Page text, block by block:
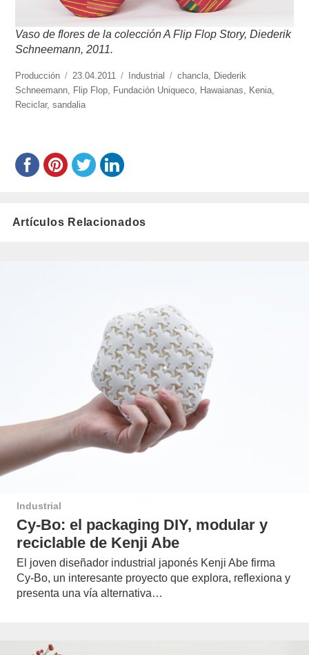
Vaso de flores de la colección A Flip Flop Story, Diederik
Schneemann, 2011.
https://www.experimenta.es/author/produccion/
Producción
Publicado
el
23.04.2011 Categorías
Industrial Etiquetas
chancla
Diederik
Schneemann
Flip Flop Fundación Uniqueco Hawaianas Kenia
Reciclar,sandalia
Artículos Relacionados
Industrial
Cy-Bo: el packaging DIY, modular y
reciclable de Kenji Abe
El joven diseñador industrial japonés Kenji Abe firma
Cy-Bo, un interesante proyecto que explora, reflexiona y
presenta una vía alternativa…